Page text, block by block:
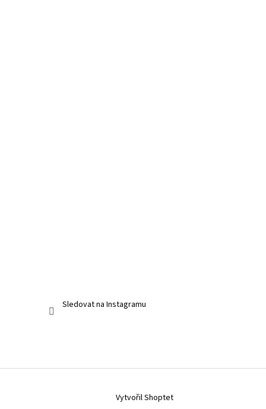
Sledovat na Instagramu
Vytvořil Shoptet